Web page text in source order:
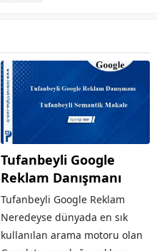
Tufanbeyli Google
Reklam Danışmanı
Tufanbeyli Google Reklam
Neredeyse dünyada en sık
kullanılan arama motoru olan